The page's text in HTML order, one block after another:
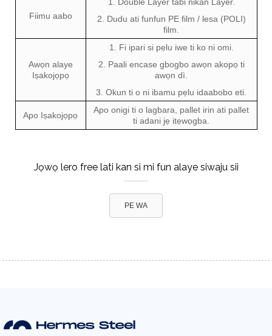
Fiimu aabo
1. Double Layer tabi nikan Layer.
2. Dudu ati funfun PE film / lesa (POLI)
film.
Awọn alaye
Iṣakojọpọ
1. Fi ipari si pẹlu iwe ti ko ni omi.
2. Paali encase gbogbo awọn akopọ ti
awọn dì.
3. Okun ti o ni ibamu pẹlu idaabobo eti.
Apo Iṣakojọpọ
Apo onigi ti o lagbara, pallet irin ati pallet
ti adani jẹ itẹwọgba.
Jọwọ lero free lati kan si mi fun alaye siwaju sii
PE WA